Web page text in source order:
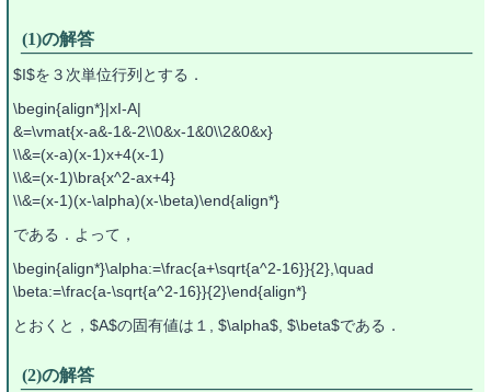
(1)の解答
$I$を３次単位行列とする．
\begin{align*}|xI-A|
&=\vmat{x-a&-1&-2\\0&x-1&0\\2&0&x}
\\&=(x-a)(x-1)x+4(x-1)
\\&=(x-1)\bra{x^2-ax+4}
\\&=(x-1)(x-\alpha)(x-\beta)\end{align*}
である．よって，
\begin{align*}\alpha:=\frac{a+\sqrt{a^2-16}}{2},\quad
\beta:=\frac{a-\sqrt{a^2-16}}{2}\end{align*}
とおくと，$A$の固有値は１, $\alpha$, $\beta$である．
(2)の解答